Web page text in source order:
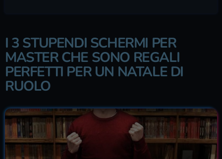
I 3 STUPENDI SCHERMI PER
MASTER CHE SONO REGALI
PERFETTI PER UN NATALE DI
RUOLO